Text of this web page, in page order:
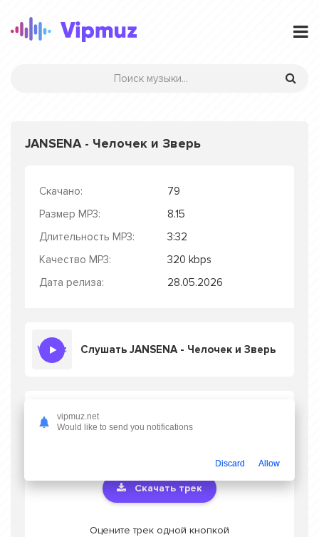
JANSENA - Челочек и Зверь
Скачано:
79
Размер MP3:
8.15
Длительность MP3:
3:32
Качество MP3:
320 kbps
Дата релиза:
28.05.2026
Слушать JANSENA - Челочек и Зверь
Скачать песню JANSENA - Челочек и
Зверьв mp3 или слушать онлайн
Скачать трек
Оцените трек одной кнопкой
vipmuz.net
Would like to send you notifications
Discard Allow